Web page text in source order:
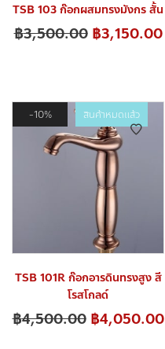
TSB 103 ก๊อกผสมทรงมังกร สั้น
฿3,500.00 ฿3,150.00
10% สินค้าหมดแล้ว
TSB 101R ก๊อกอารดินทรงสูง สี
โรสโกลด์
฿4,500.00 ฿4,050.00